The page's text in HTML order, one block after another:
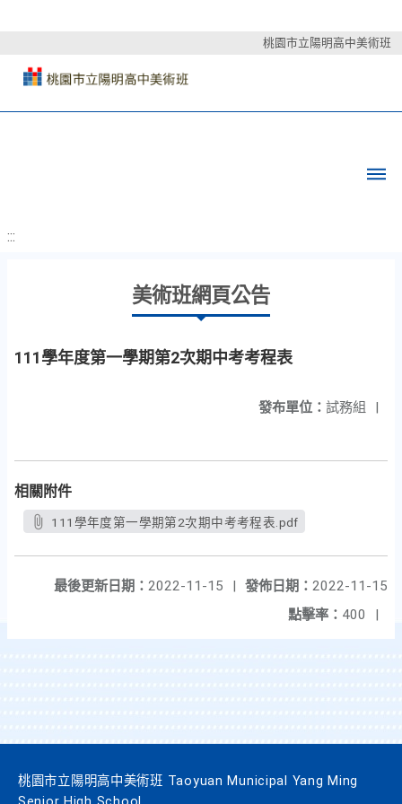
桃園市立陽明高中美術班
:::
美術班網頁公告
111學年度第一學期第2次期中考考程表
發布單位： 試務組 |
相關附件
111學年度第一學期第2次期中考考程表.pdf
發佈日期： 2022-11-15
最後更新日期： 2022-11-15
|
點擊率： 400 |
桃園市立陽明高中美術班 Taoyuan Municipal Yang Ming